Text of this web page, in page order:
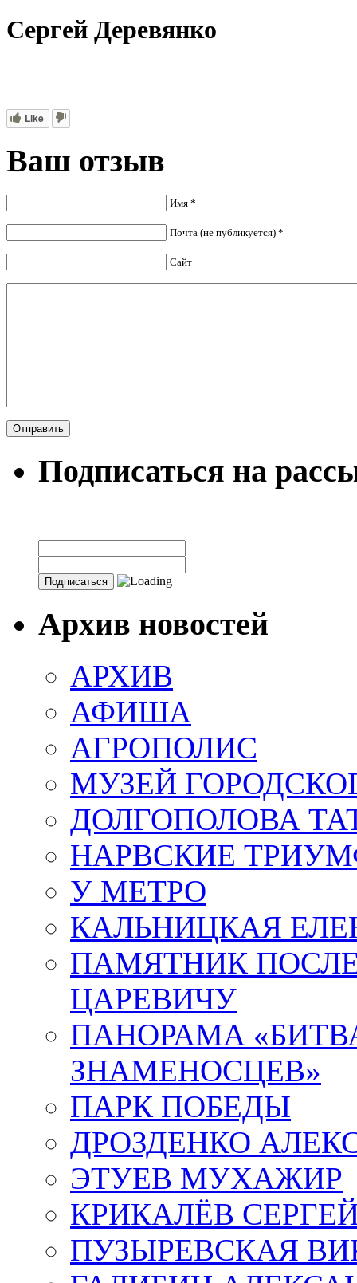
Сергей Деревянко
Like
Ваш отзыв
Имя *
Почта (не публикуется) *
Сайт
Подписаться на
Архив новостей
АРХИВ
АФИША
АГРОПОЛИС
МУЗЕЙ
ДОЛГОПОЛОВА
НАРВСКИЕ
У МЕТРО
КАЛЬНИЦКАЯ
ПАМЯТНИК
ЦАРЕВИЧУ
ПАНОРАМА
ЗНАМЕНОСЦЕВ»
ПАРК ПОБЕДЫ
ДРОЗДЕНКО
ЭТУЕВ МУХАЖИР
КРИКАЛЁВ
ПУЗЫРЕВСКАЯ